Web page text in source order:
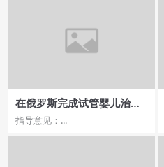
在俄罗斯完成试管婴儿治疗
的总费用有多少，医院的选
择标准有哪些呢
指导意见：...